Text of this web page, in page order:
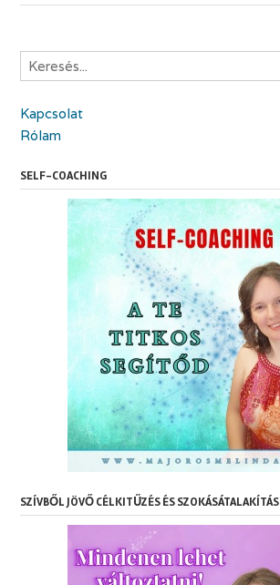
Kapcsolat
Rólam
SELF-COACHING
SZÍVBŐL JÖVŐ CÉLKITŰZÉS ÉS SZOKÁSÁTALAKÍTÁS